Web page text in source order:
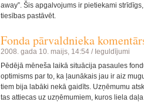
away”. Šis apgalvojums ir pietiekami
tiesības pastāvēt.
Fonda pārvaldnieka
2008. gada 10. maijs, 14:54 / Ieguldījumi
Pēdējā mēneša laikā situācija pasaules
optimisms par to, ka ļaunākais jau ir aiz
tiem bija labāki nekā gaidīts. Uzņēmumu
tas attiecas uz uzņēmumiem, kuros liela